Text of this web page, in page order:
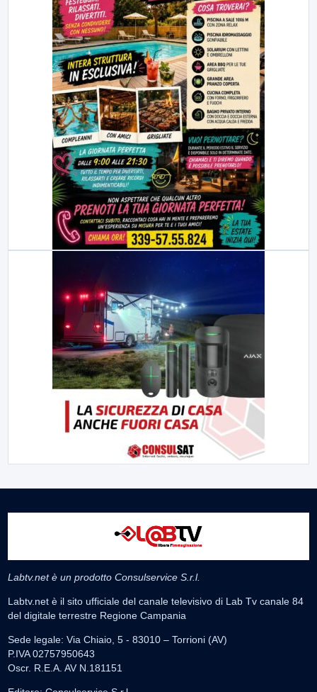
Labtv.net è un prodotto Consulservice S.r.l.
Labtv.net è il sito ufficiale del canale televisivo di Lab Tv canale 84
del digitale terrestre Regione Campania
Sede legale: Via Chiaio, 5 - 83010 – Torrioni (AV)
P.IVA 02757950643
Oscr. R.E.A. AV N.181151